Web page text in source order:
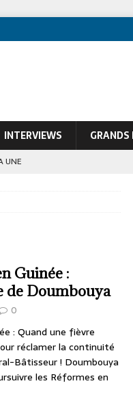
INTERVIEWS GRANDS
UNE
Guinée :
de Doumbouya
0
: Quand une fièvre
réclamer la continuité
Bâtisseur ! Doumbouya
les Réformes en